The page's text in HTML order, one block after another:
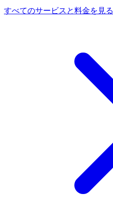
すべてのサービスと料金を見る